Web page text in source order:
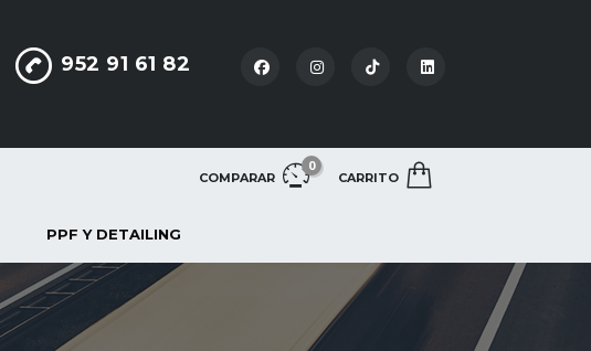
952 91 61 82
COMPARAR
0
CARRITO
PPF Y DETAILING